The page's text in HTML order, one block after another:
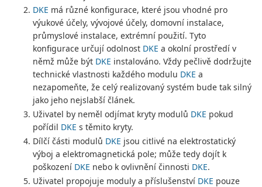
DKE má různé konfigurace, které jsou vhodné pro
výukové účely, vývojové účely, domovní instalace,
průmyslové instalace, extrémní použití. Tyto
konfigurace určují odolnost DKE a okolní prostředí v
němž může být DKE instalováno. Vždy pečlivě dodržujte
technické vlastnosti každého modulu DKE a
nezapomeňte, že celý realizovaný systém bude tak silný
jako jeho nejslabší článek.
Uživatel by neměl odjímat kryty modulů DKE pokud
pořídil DKE s těmito kryty.
Dílčí části modulů DKE jsou citlivé na elektrostatický
výboj a elektromagnetická pole; může tedy dojít k
poškození DKE nebo k ovlivnění činnosti DKE.
Uživatel propojuje moduly a příslušenství DKE pouze